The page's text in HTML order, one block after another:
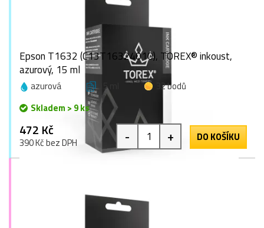
Epson T1632 (C13T16324010), TOREX® inkoust,
azurový, 15 ml
azurová 15 ml
32 bodů
Skladem > 9 ks
472 Kč
390 Kč bez DPH - + DO KOŠÍKU